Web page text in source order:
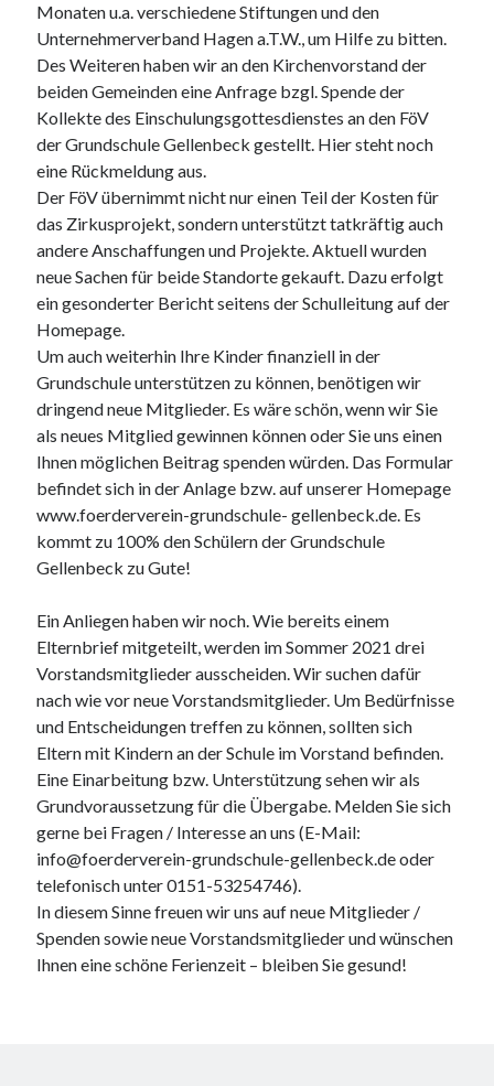
Monaten u.a. verschiedene Stiftungen und den
Unternehmerverband Hagen a.T.W., um Hilfe zu bitten.
Des Weiteren haben wir an den Kirchenvorstand der
beiden Gemeinden eine Anfrage bzgl. Spende der
Kollekte des Einschulungsgottesdienstes an den FöV
der Grundschule Gellenbeck gestellt. Hier steht noch
eine Rückmeldung aus.
Der FöV übernimmt nicht nur einen Teil der Kosten für
das Zirkusprojekt, sondern unterstützt tatkräftig auch
andere Anschaffungen und Projekte. Aktuell wurden
neue Sachen für beide Standorte gekauft. Dazu erfolgt
ein gesonderter Bericht seitens der Schulleitung auf der
Homepage.
Um auch weiterhin Ihre Kinder finanziell in der
Grundschule unterstützen zu können, benötigen wir
dringend neue Mitglieder. Es wäre schön, wenn wir Sie
als neues Mitglied gewinnen können oder Sie uns einen
Ihnen möglichen Beitrag spenden würden. Das Formular
befindet sich in der Anlage bzw. auf unserer Homepage
www.foerderverein-grundschule- gellenbeck.de. Es
kommt zu 100% den Schülern der Grundschule
Gellenbeck zu Gute!
Ein Anliegen haben wir noch. Wie bereits einem
Elternbrief mitgeteilt, werden im Sommer 2021 drei
Vorstandsmitglieder ausscheiden. Wir suchen dafür
nach wie vor neue Vorstandsmitglieder. Um Bedürfnisse
und Entscheidungen treffen zu können, sollten sich
Eltern mit Kindern an der Schule im Vorstand befinden.
Eine Einarbeitung bzw. Unterstützung sehen wir als
Grundvoraussetzung für die Übergabe. Melden Sie sich
gerne bei Fragen / Interesse an uns (E-Mail:
info@foerderverein-grundschule-gellenbeck.de oder
telefonisch unter 0151-53254746).
In diesem Sinne freuen wir uns auf neue Mitglieder /
Spenden sowie neue Vorstandsmitglieder und wünschen
Ihnen eine schöne Ferienzeit – bleiben Sie gesund!